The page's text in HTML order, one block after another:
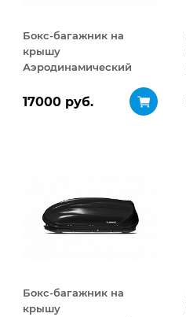
Бокс-багажник на
крышу
Аэродинамический
17000 руб.
Бокс-багажник на
крышу